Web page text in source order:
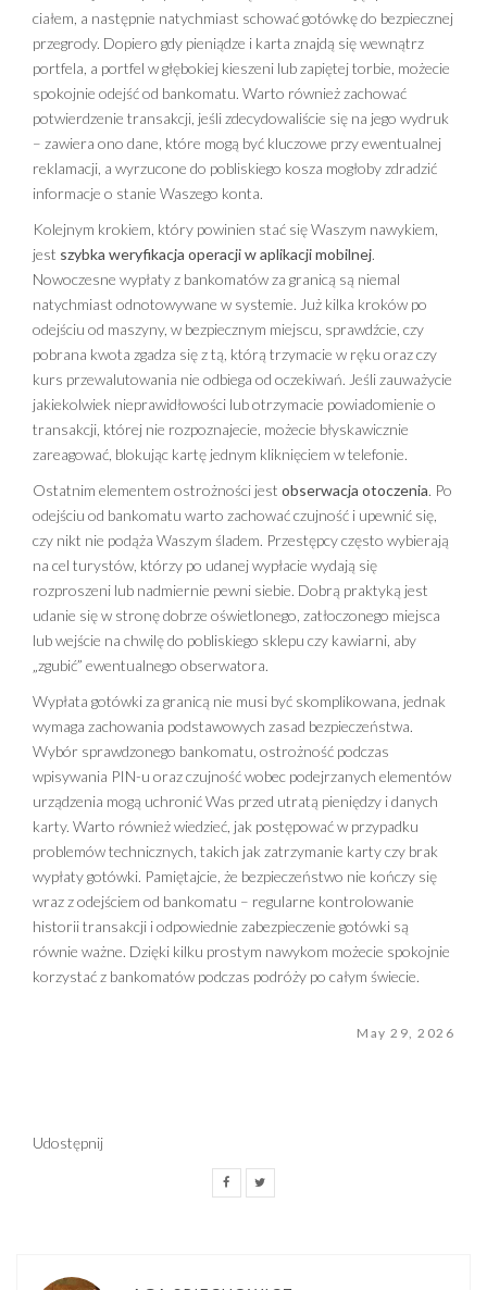
May 29, 2026
ciałem, a następnie natychmiast schować gotówkę do bezpiecznej
przegrody. Dopiero gdy pieniądze i karta znajdą się wewnątrz
portfela, a portfel w głębokiej kieszeni lub zapiętej torbie, możecie
spokojnie odejść od bankomatu. Warto również zachować
potwierdzenie transakcji, jeśli zdecydowaliście się na jego wydruk
– zawiera ono dane, które mogą być kluczowe przy ewentualnej
reklamacji, a wyrzucone do pobliskiego kosza mogłoby zdradzić
informacje o stanie Waszego konta.
Kolejnym krokiem, który powinien stać się Waszym nawykiem,
jest szybka weryfikacja operacji w aplikacji mobilnej.
Nowoczesne wypłaty z bankomatów za granicą są niemal
natychmiast odnotowywane w systemie. Już kilka kroków po
odejściu od maszyny, w bezpiecznym miejscu, sprawdźcie, czy
pobrana kwota zgadza się z tą, którą trzymacie w ręku oraz czy
kurs przewalutowania nie odbiega od oczekiwań. Jeśli zauważycie
jakiekolwiek nieprawidłowości lub otrzymacie powiadomienie o
transakcji, której nie rozpoznajecie, możecie błyskawicznie
zareagować, blokując kartę jednym kliknięciem w telefonie.
Ostatnim elementem ostrożności jest obserwacja otoczenia. Po
odejściu od bankomatu warto zachować czujność i upewnić się,
czy nikt nie podąża Waszym śladem. Przestępcy często wybierają
na cel turystów, którzy po udanej wypłacie wydają się
rozproszeni lub nadmiernie pewni siebie. Dobrą praktyką jest
udanie się w stronę dobrze oświetlonego, zatłoczonego miejsca
lub wejście na chwilę do pobliskiego sklepu czy kawiarni, aby
„zgubić” ewentualnego obserwatora.
Wypłata gotówki za granicą nie musi być skomplikowana, jednak
wymaga zachowania podstawowych zasad bezpieczeństwa.
Wybór sprawdzonego bankomatu, ostrożność podczas
wpisywania PIN-u oraz czujność wobec podejrzanych elementów
urządzenia mogą uchronić Was przed utratą pieniędzy i danych
karty. Warto również wiedzieć, jak postępować w przypadku
problemów technicznych, takich jak zatrzymanie karty czy brak
wypłaty gotówki. Pamiętajcie, że bezpieczeństwo nie kończy się
wraz z odejściem od bankomatu – regularne kontrolowanie
historii transakcji i odpowiednie zabezpieczenie gotówki są
równie ważne. Dzięki kilku prostym nawykom możecie spokojnie
korzystać z bankomatów podczas podróży po całym świecie.
Udostępnij